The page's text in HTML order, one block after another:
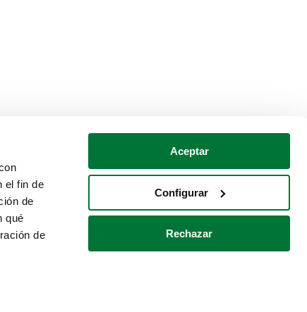
el fin de
de
qué
de
Aceptar
Configurar
Rechazar